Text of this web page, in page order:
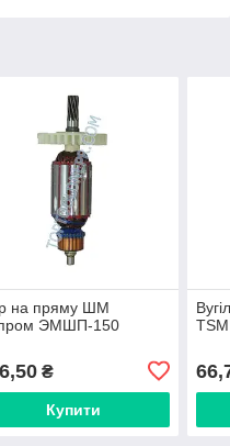
на пряму ШМ
ЭМШП-150
₴
Купити